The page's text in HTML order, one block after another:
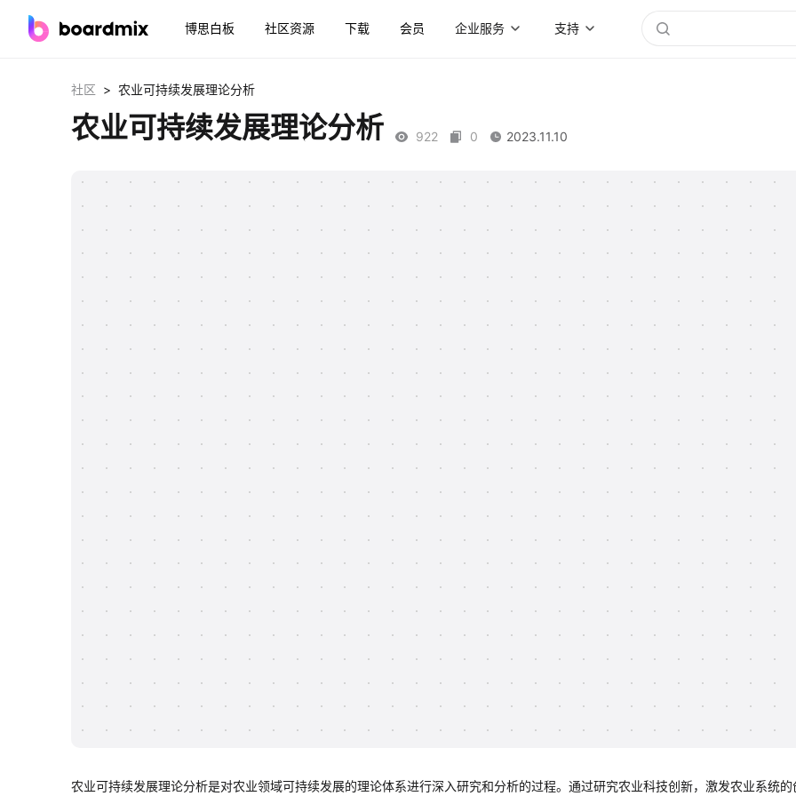
博思白板 社区资源 下载 会员 企业服务 支持
社区 > 农业可持续发展理论分析
农业可持续发展理论分析 922 0 2023.11.10
农业可持续发展理论分析是对农业领域可持续发展的理论体系进行深入研究和分析的过程。通过研究农业科技创新，激发农业系统的